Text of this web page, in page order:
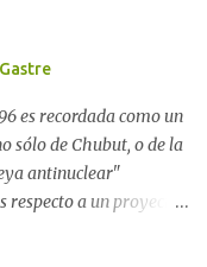
es recordada como un
sólo de Chubut, o de la
antinuclear"
respecto a un proyecto